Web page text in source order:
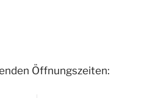
Öffnungszeiten: